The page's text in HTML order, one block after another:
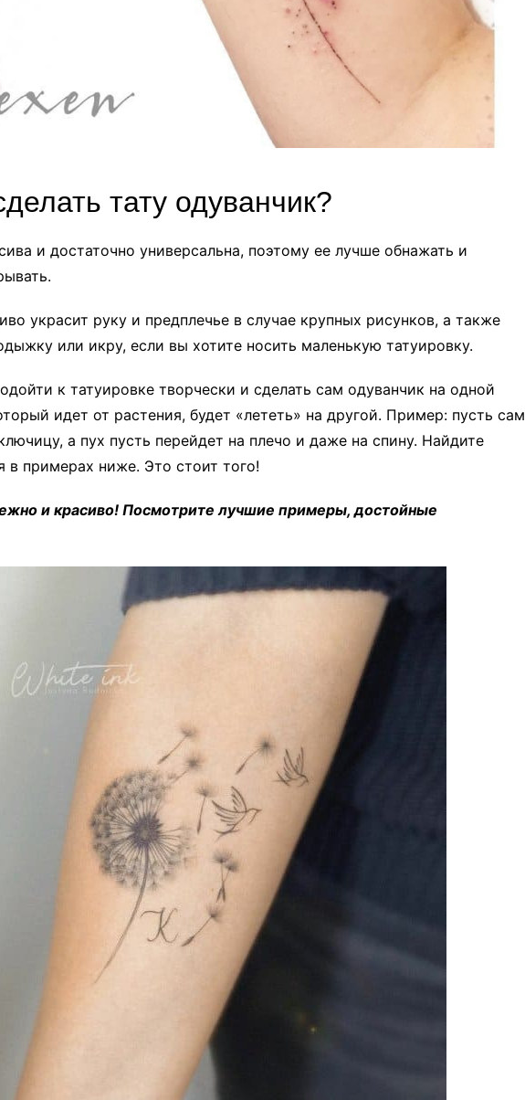
тату одуванчик?
и достаточно универсальна, поэтому ее лучше обнажать и
украсит руку и предплечье в случае крупных рисунков, а также
или икру, если вы хотите носить маленькую татуировку.
к татуировке творчески и сделать сам одуванчик на одной
идет от растения, будет «лететь» на другой. Пример: пусть сам
а пух пусть перейдет на плечо и даже на спину. Найдите
в примерах ниже. Это стоит того!
и красиво! Посмотрите лучшие примеры, достойные